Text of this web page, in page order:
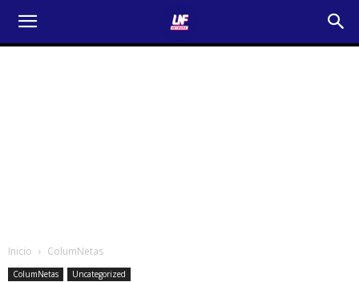
Inicio ColumNetas
ColumNetas Uncategorized